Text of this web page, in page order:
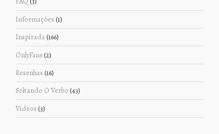
Informações (1)
Inspirada (166)
OnlyFans (2)
Resenhas (16)
Soltando O Verbo (43)
Vídeos (3)